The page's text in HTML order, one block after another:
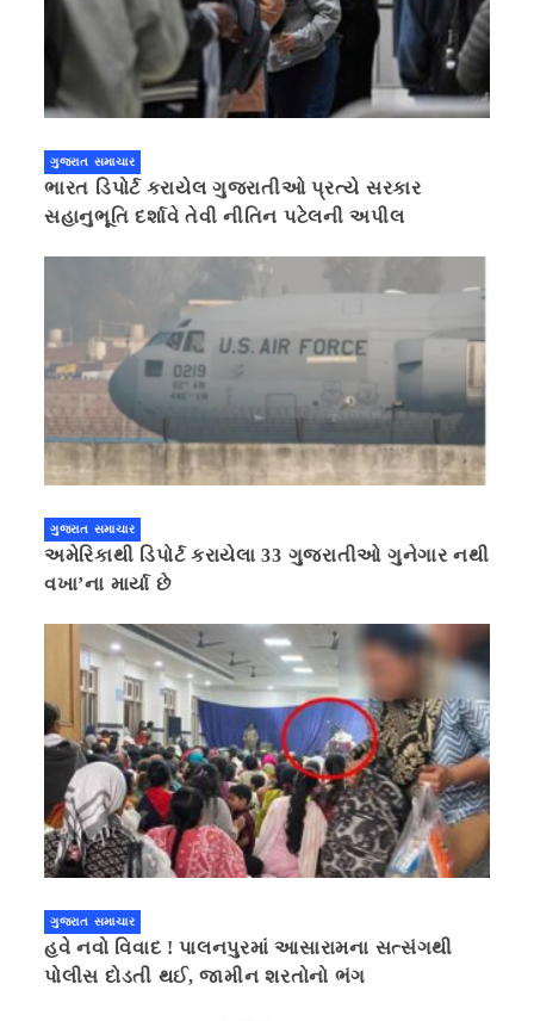
ગુજરાત સમાચાર
ભારત ડિપોર્ટ કરાયેલ ગુજરાતીઓ પ્રત્યે સરકાર
સહાનુભૂતિ દર્શાવે તેવી નીતિન પટેલની અપીલ
ગુજરાત સમાચાર
અમેરિકાથી ડિપોર્ટ કરાયેલા 33 ગુજરાતીઓ ગુનેગાર નથી
વખા’ના માર્યા છે
ગુજરાત સમાચાર
હવે નવો વિવાદ ! પાલનપુરમાં આસારામના સત્સંગથી
પોલીસ દોડતી થઈ, જામીન શરતોનો ભંગ